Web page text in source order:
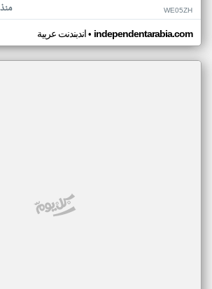
WE05ZH
اندبندنت عربية• independentarabia.com